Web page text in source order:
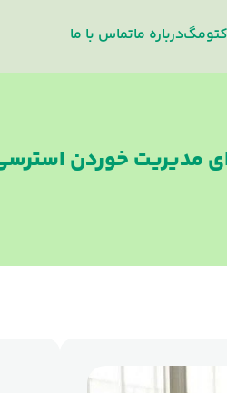
تماس با مادرباره‌ ما
مدیریت خوردن